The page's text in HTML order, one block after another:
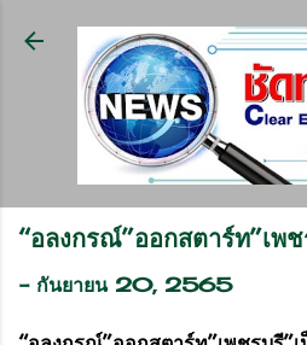
ข้ามไปที่เนื้อ
“อลงกรณ์”ออกสตาร์ท”เพ
- กันยายน 20, 2565